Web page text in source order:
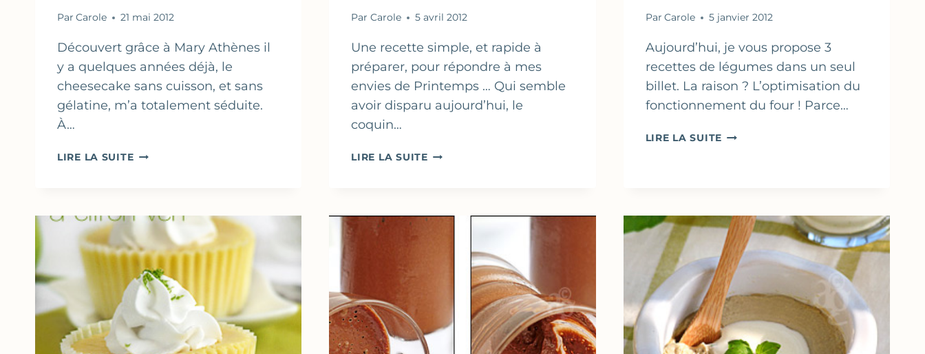
Par Carole 21 mai 2012
Découvert grâce à Mary Athènes il
y a quelques années déjà, le
cheesecake sans cuisson, et sans
gélatine, m’a totalement séduite.
À…
LIRE LA SUITECHEESECAKE
&
FRAISES
(SANS
CUISSON)
Par Carole 5 avril 2012
Une recette simple, et rapide à
préparer, pour répondre à mes
envies de Printemps … Qui semble
avoir disparu aujourd’hui, le
coquin…
LIRE LA SUITETARTINADE
LA
CIBOULETTE
Par Carole 5 janvier 2012
Aujourd’hui, je vous propose 3
recettes de légumes dans un seul
billet. La raison ? L’optimisation du
fonctionnement du four ! Parce…
LIRE LA SUITE FLANS
ÉPICES
–
ENDIVES
&
POIREAUX
CUITS
AU
FOUR